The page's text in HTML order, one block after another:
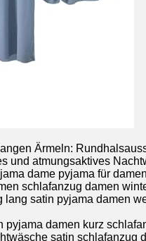
Ärmeln:
und atmungsaktives
dame pyjama für
schlafanzug damen
lang satin pyjama damen
damen kurz
satin